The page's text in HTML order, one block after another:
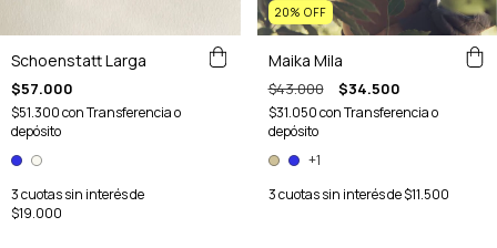
Schoenstatt Larga
$57.000
$51.300conTransferencia o
depósito
3cuotas sin interés de
$19.000
20% OFF
Maika Mila
$43.000 $34.500
$31.050conTransferencia o
depósito
+1
3cuotas sin interés de$11.500